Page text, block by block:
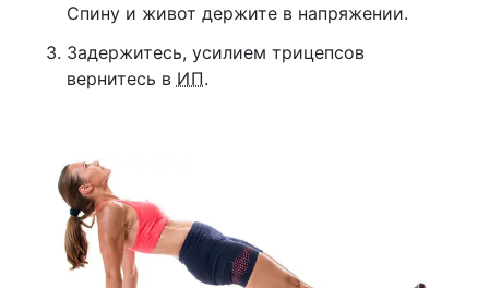
Спину и живот держите в напряжении.
Задержитесь, усилием трицепсов
вернитесь в ИП.